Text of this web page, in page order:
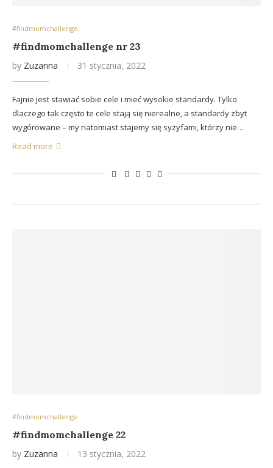
#findmomchallenge
#findmomchallenge nr 23
by Zuzanna 31 stycznia, 2022
Fajnie jest stawiać sobie cele i mieć wysokie standardy. Tylko
dlaczego tak często te cele stają się nierealne, a standardy zbyt
wygórowane – my natomiast stajemy się syzyfami, którzy nie…
Read more
#findmomchallenge
#findmomchallenge 22
by Zuzanna 13 stycznia, 2022